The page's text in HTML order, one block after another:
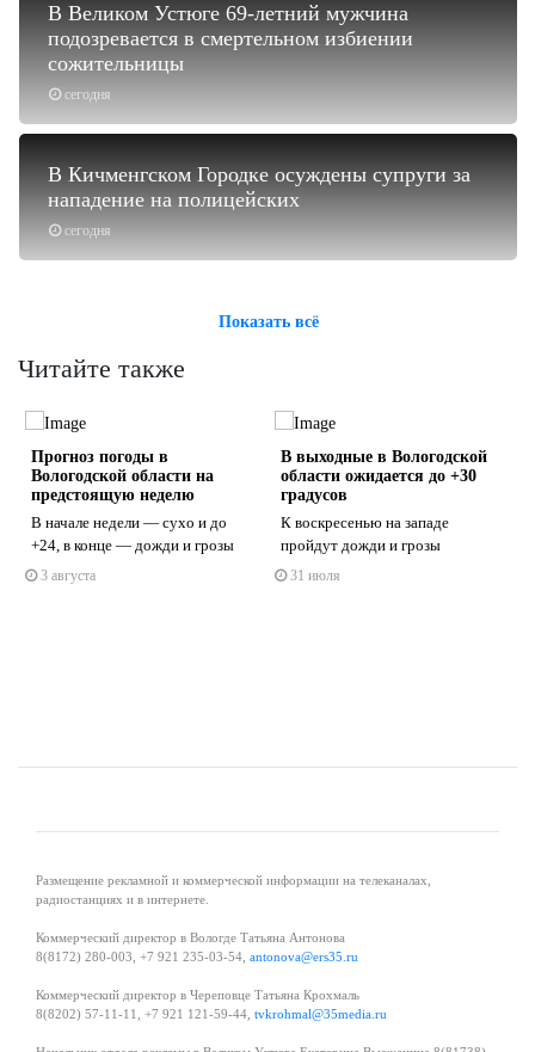
сегодня
В Великом Устюге 69-летний мужчина
подозревается в смертельном избиении
сожительницы
сегодня
В Кичменгском Городке осуждены супруги за
нападение на полицейских
Показать всё
Читайте также
Прогноз погоды в
Вологодской области на
предстоящую неделю
В начале недели — сухо и до
+24, в конце — дожди и грозы
3 августа
В выходные в Вологодской
области ожидается до +30
градусов
К воскресенью на западе
пройдут дожди и грозы
31 июля
Размещение рекламной и коммерческой информации на телеканалах,
радиостанциях и в интернете.
Коммерческий директор в Вологде Татьяна Антонова
8(8172) 280-003, +7 921 235-03-54, antonova@ers35.ru
Коммерческий директор в Череповце Татьяна Крохмаль
8(8202) 57-11-11, +7 921 121-59-44, tvkrohmal@35media.ru